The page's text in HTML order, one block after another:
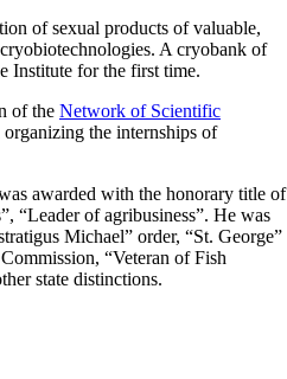
of sexual products of valuable,
A cryobank of
Institute for the first time.
of the Network of Scientific
organizing the internships of
awarded with the honorary title of
“Leader of agribusiness”. He was
Michael” order, “St. George”
“Veteran of Fish
state distinctions.